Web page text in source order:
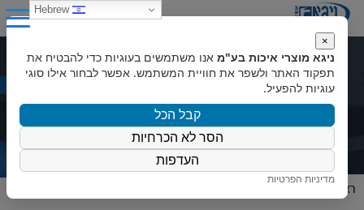
ברז למערכת חם/קר סדרת GN 1100
ראשי
×
ניגא מוצרי איכות בע"מ אנו משתמשים בעוגיות כדי להבטיח את
תפקוד האתר ולשפר את חוויית המשתמש. אפשר לבחור אילו סוגי
עוגיות להפעיל.
קבל הכל
הסר לא הכרחיות
העדפות
מדיניות הפרטיות
Hebrew